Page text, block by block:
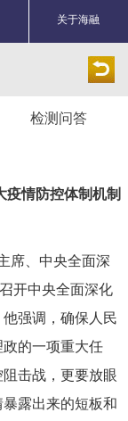
关于海融
检测问答
疫情防控体制机制
席、中央全面深
开中央全面深化
强调，确保人民
的一项重大任
击战，更要放眼
露出来的短板和